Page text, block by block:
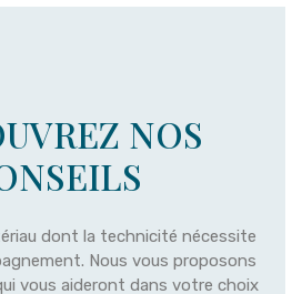
NOS
dont la technicité nécessite
Nous vous proposons
vous aideront dans votre choix